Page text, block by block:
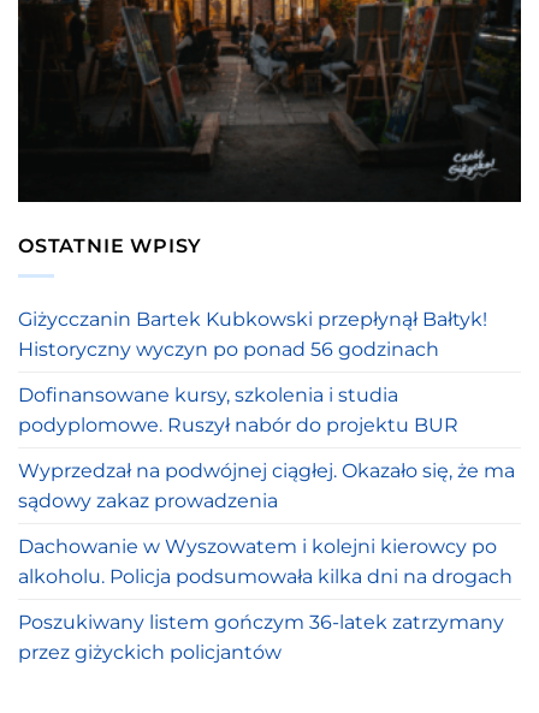
OSTATNIE WPISY
Giżycczanin Bartek Kubkowski przepłynął Bałtyk!
Historyczny wyczyn po ponad 56 godzinach
Dofinansowane kursy, szkolenia i studia
podyplomowe. Ruszył nabór do projektu BUR
Wyprzedzał na podwójnej ciągłej. Okazało się, że ma
sądowy zakaz prowadzenia
Dachowanie w Wyszowatem i kolejni kierowcy po
alkoholu. Policja podsumowała kilka dni na drogach
Poszukiwany listem gończym 36-latek zatrzymany
przez giżyckich policjantów